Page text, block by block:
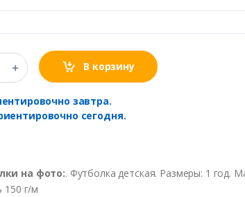
В корзину
завтра.
сегодня.
на фото:. Футболка детская. Размеры: 1 год.
150 г/м